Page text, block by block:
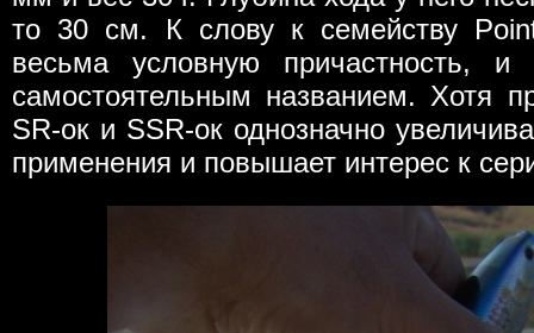
то 30 см. К слову к семейству
весьма условную причастность,
самостоятельным названием. Хотя
SR-ок и SSR-ок однозначно
применения и повышает интерес к